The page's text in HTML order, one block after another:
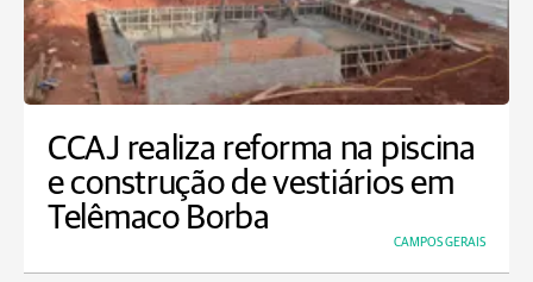
CCAJ realiza reforma na piscina
e construção de vestiários em
Telêmaco Borba
CAMPOS GERAIS